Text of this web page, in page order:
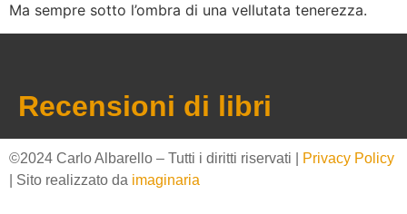
Ma sempre sotto l’ombra di una vellutata tenerezza.
Recensioni di libri
©2024 Carlo Albarello – Tutti i diritti riservati |
Privacy Policy
| Sito realizzato da imaginaria